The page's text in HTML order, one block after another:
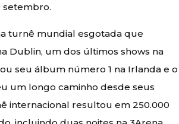
setembro.
turnê mundial esgotada que
Dublin, um dos últimos shows na
seu álbum número 1 na Irlanda e o
um longo caminho desde seus
internacional resultou em 250.000